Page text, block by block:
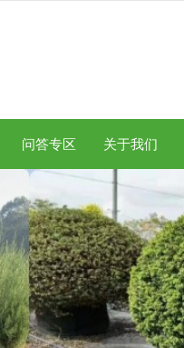
问答专区 关于我们